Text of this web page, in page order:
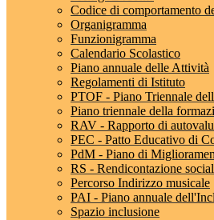
Codice di comportamento
Organigramma
Funzionigramma
Calendario Scolastico
Piano annuale delle Attività
Regolamenti di Istituto
PTOF - Piano Triennale
Piano triennale della
RAV - Rapporto di
PEC - Patto Educativo di
PdM - Piano di
RS - Rendicontazione
Percorso Indirizzo musicale
PAI - Piano annuale
Spazio inclusione